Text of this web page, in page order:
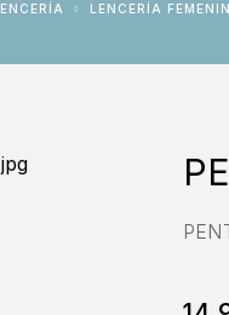
LENCERÍA LENCERÍA